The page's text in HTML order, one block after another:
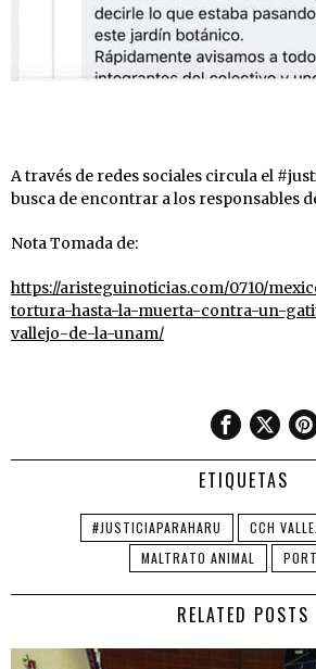
A través de redes sociales circula el
busca de encontrar a los responsables
Nota Tomada de:
https://aristeguinoticias.com/0710/
tortura-hasta-la-muerta-contra-un-
vallejo-de-la-unam/
ETIQUETAS
#JUSTICIAPARAHARU CCH
MALTRATO ANIMAL
RELATED POSTS